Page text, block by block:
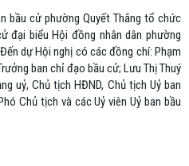
bầu cử phường Quyết Thắng tổ chức
đại biểu Hội đồng nhân dân phường
dự Hội nghị có các đồng chí: Phạm
ban chỉ đạo bầu cử; Lưu Thị Thuý
uỷ, Chủ tịch HĐND, Chủ tịch Uỷ ban
Chủ tịch và các Uỷ viên Uỷ ban bầu